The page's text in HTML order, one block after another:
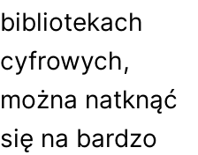
bibliotekach
cyfrowych,
można natknąć
się na bardzo